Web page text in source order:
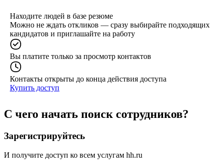
Находите людей в базе резюме
Можно не ждать откликов — сразу выбирайте подходящих
кандидатов и приглашайте на работу
Вы платите только за просмотр контактов
Контакты открыты до конца действия доступа
Купить доступ
С чего начать поиск сотрудников?
Зарегистрируйтесь
И получите доступ ко всем услугам hh.ru